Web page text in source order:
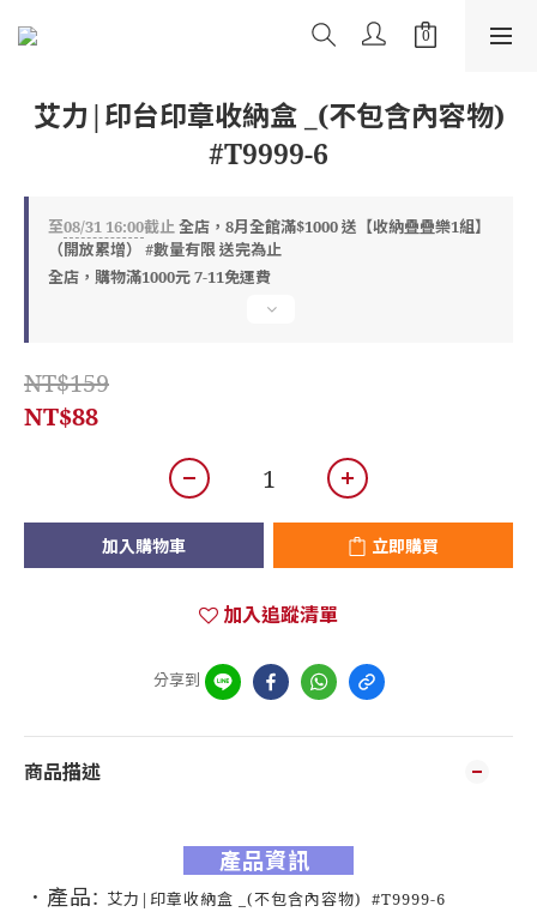
艾力|印台印章收納盒 _(不包含內容物)
#T9999-6
至08/31 16:00截止全店，8月全館滿$1000 送【收納疊疊樂1組】
（開放累增） #數量有限 送完為止
全店，購物滿1000元 7-11免運費
NT$159
NT$88
加入購物車 立即購買
加入追蹤清單
分享到
商品描述
產品資訊
．產品: 艾力|印章收納盒 _(不包含內容物) #T9999-6